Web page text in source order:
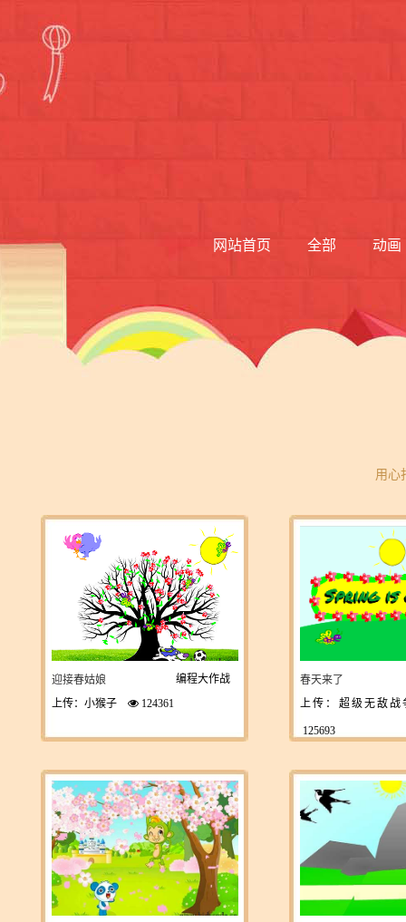
网站首页 全部 动画
用心
迎接春姑娘
编程大作战
上传：小猴子
124361
春天来了
上传：超级无敌
125693